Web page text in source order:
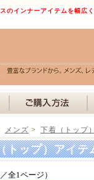
のインナーアイテムを幅広
メンズ > 下着（トップ
トップ）アイ
全1ページ）